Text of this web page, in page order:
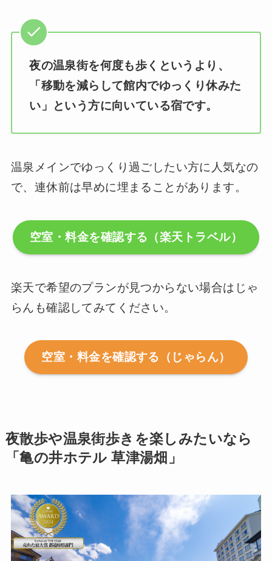
夜の温泉街を何度も歩くというより、
「移動を減らして館内でゆっくり休みた
い」という方に向いている宿です。
温泉メインでゆっくり過ごしたい方に人気なの
で、連休前は早めに埋まることがあります。
空室・料金を確認する（楽天トラベル）
楽天で希望のプランが見つからない場合はじゃ
らんも確認してみてください。
空室・料金を確認する（じゃらん）
夜散歩や温泉街歩きを楽しみたいなら
「亀の井ホテル 草津湯畑」